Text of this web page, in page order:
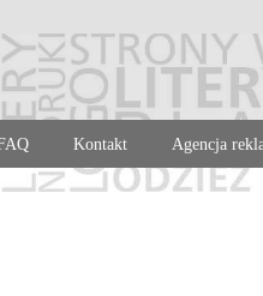
Kontakt Agencja